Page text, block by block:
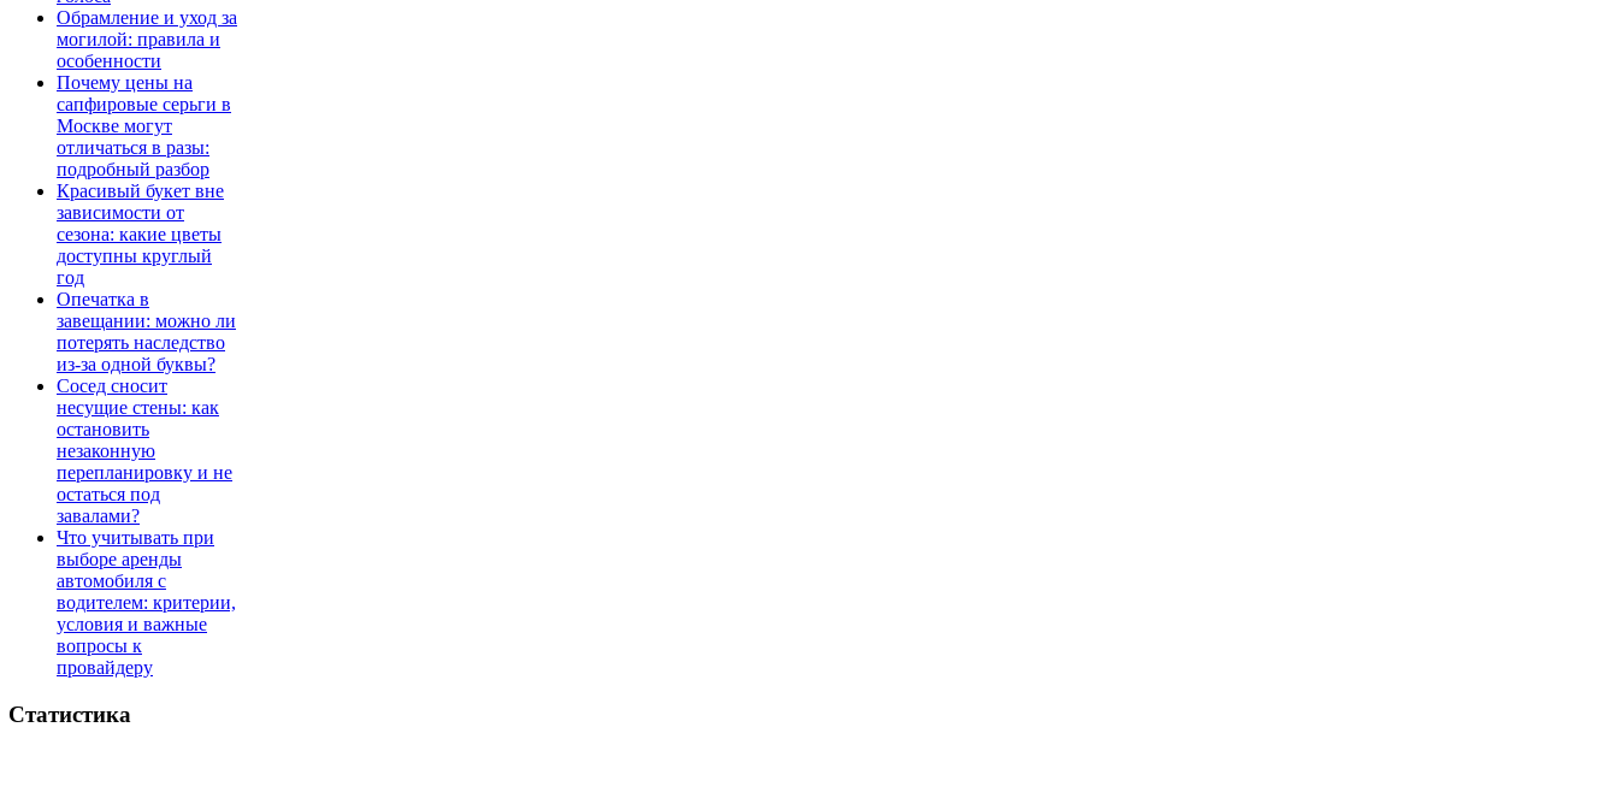
Обрамление и уход за
могилой: правила и
особенности
Почему цены на
сапфировые серьги в
Москве могут
отличаться в разы:
подробный разбор
Красивый букет вне
зависимости от
сезона: какие цветы
доступны круглый
год
Опечатка в
завещании: можно ли
потерять наследство
из-за одной буквы?
Сосед сносит
несущие стены: как
остановить
незаконную
перепланировку и не
остаться под
завалами?
Что учитывать при
выборе аренды
автомобиля с
водителем: критерии,
условия и важные
вопросы к
провайдеру
Статистика